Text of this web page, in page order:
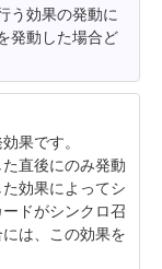
う効果の発動に
発動した場合ど
果です。
直後にのみ発動
効果によってシ
ドがシンクロ召
は、この効果を